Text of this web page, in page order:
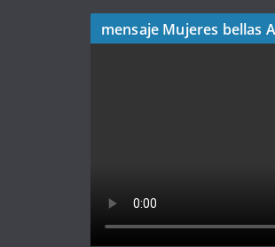
mensaje Mujeres bellas